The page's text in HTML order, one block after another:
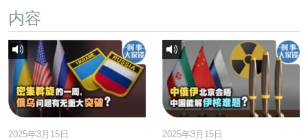
内容
2025年3月15日 2025年3月15日